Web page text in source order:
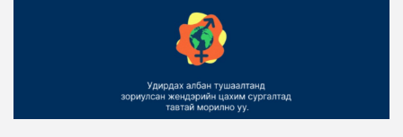
ЖЕНДЭРИЙН ҮНДЭСНИЙ ХОРООНЫ АЖЛЫН АЛБАНЫ
ТӨЛӨӨЛӨЛ БАТЛАН ХАМГААЛАХ ЯАМАНД